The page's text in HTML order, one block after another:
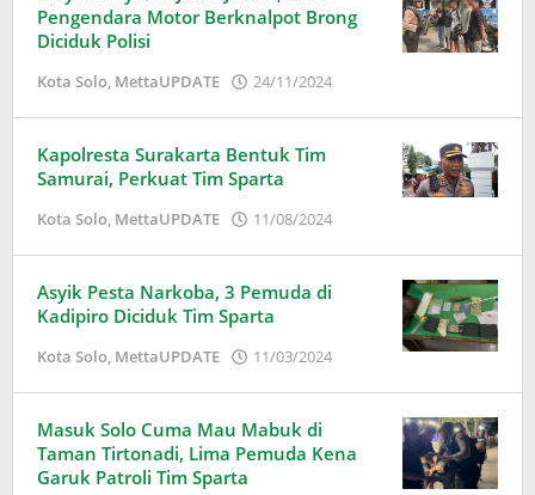
Pengendara Motor Berknalpot Brong
Diciduk Polisi
Kota Solo, MettaUPDATE 24/11/2024
Wardani
Kapolresta Surakarta Bentuk Tim
Samurai, Perkuat Tim Sparta
Kota Solo, MettaUPDATE 11/08/2024
Asyik Pesta Narkoba, 3 Pemuda di
Kadipiro Diciduk Tim Sparta
Kota Solo, MettaUPDATE 11/03/2024
Wardani
Masuk Solo Cuma Mau Mabuk di
Taman Tirtonadi, Lima Pemuda Kena
Garuk Patroli Tim Sparta